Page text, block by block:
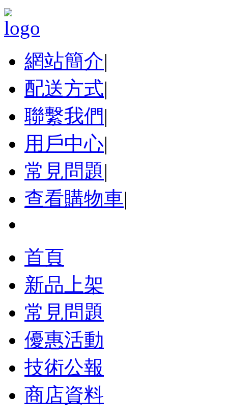
網站簡介|
配送方式|
聯繫我們|
用戶中心|
常見問題|
查看購物車|
首頁
新品上架
常見問題
優惠活動
技術公報
商店資料